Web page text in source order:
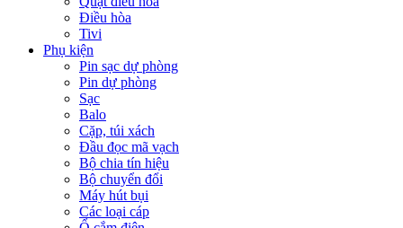
Điều hòa
Tivi
Phụ kiện
Pin sạc dự phòng
Pin dự phòng
Sạc
Balo
Cặp, túi xách
Đầu đọc mã vạch
Bộ chia tín hiệu
Bộ chuyển đổi
Máy hút bụi
Các loại cáp